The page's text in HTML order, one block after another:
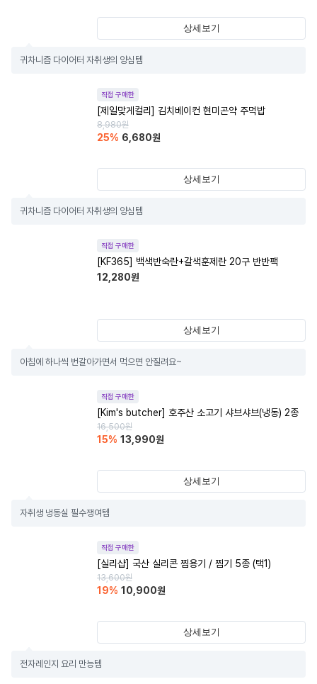
상세보기
귀차니즘 다이어터 자취생의 양심템
직접 구매한
[제일맞게컬리] 김치베이컨 현미곤약 주먹밥
8,980원
25% 6,680원
상세보기
귀차니즘 다이어터 자취생의 양심템
직접 구매한
[KF365] 백색반숙란+갈색훈제란 20구 반반팩
12,280원
상세보기
아침에 하나씩 번갈아가면서 먹으면 안질려요~
직접 구매한
[Kim's butcher] 호주산 소고기 샤브샤브(냉동) 2종
16,500원
15% 13,990원
상세보기
자취생 냉동실 필수쟁여템
직접 구매한
[실리샵] 국산 실리콘 찜용기 / 찜기 5종 (택1)
13,600원
19% 10,900원
상세보기
전자레인지 요리 만능템